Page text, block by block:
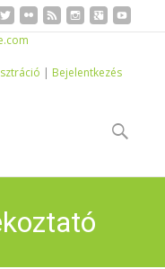
| Bejelentkezés
to
content
Keresés: